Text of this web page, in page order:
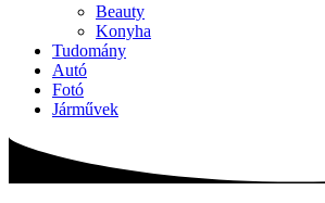
Beauty
Konyha
Tudomány
Autó
Fotó
Járművek